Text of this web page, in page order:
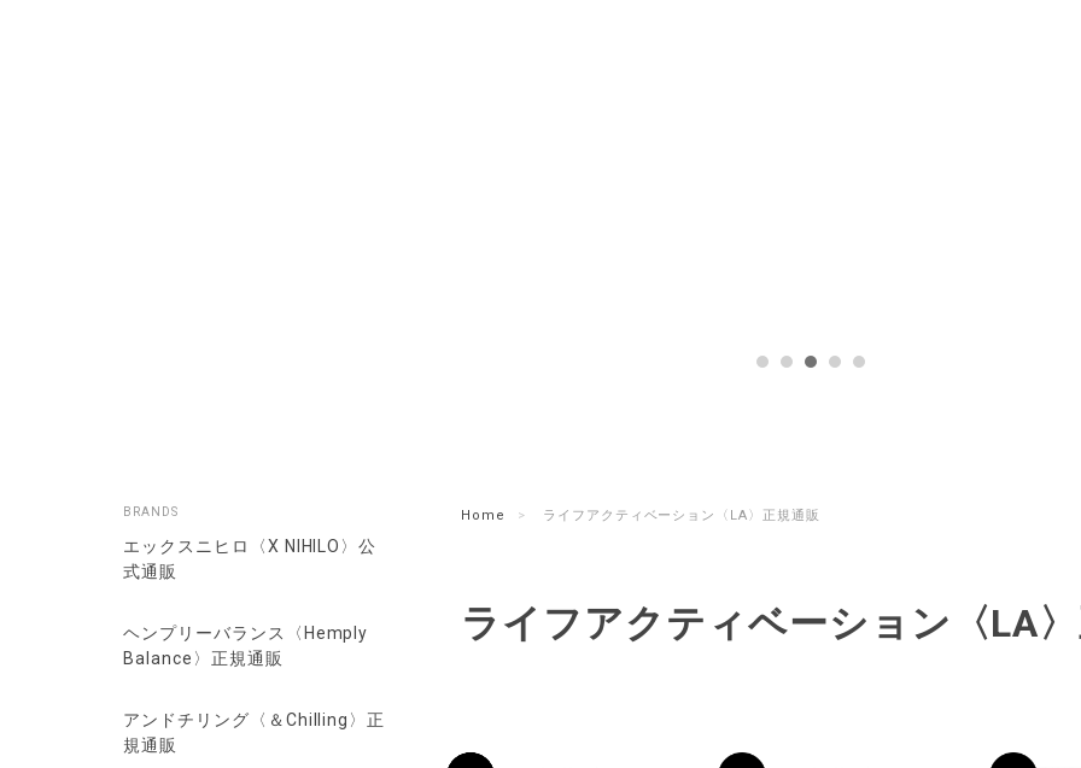
Home ライフアクティベーション〈LA〉正規通販
ライフアクティベーション〈LA
BRANDS
エックスニヒロ〈X NIHILO〉公
式通販
ヘンプリーバランス〈Hemply
Balance〉正規通販
アンドチリング〈＆Chilling〉正
規通販